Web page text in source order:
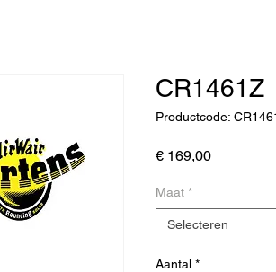
CR1461Z
Productcode:
€ 169,00Prijs
Maat *
Selecteren
Aantal *